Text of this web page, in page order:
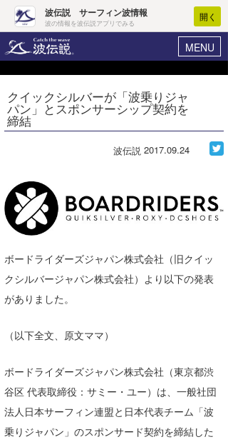
波伝説 サーフィン波情報
波の情報を波伝説アプリでみる
開く
MENU
ヘルプ マイホーム
ログイン
WAVE HUNTER 波予想ツール
気象情報
サーフィンエリアガイド
会員メニュー
今月のプレゼント
クイックシルバーが「波乗りジャ
パン」とスポンサーシップ契約を
締結
波伝説 2017.09.24
ボードライダーズジャパン株式会社（旧クイッ
クシルバージャパン株式会社）より以下の発表
がありました。
（以下全文、原文ママ）
ボードライダーズジャパン株式会社（東京都渋
谷区 代表取締役：サミー・ユー）は、一般社団
法人日本サーフィン連盟と日本代表チーム「波
乗りジャパン」のスポンサード契約を締結した
Core Surf Japan
コンテスト
ファッション/グッズ
アート＆エンタメ
コラム
ショップ情報
湘南
伊豆
千葉南
ウラナミ
お知らせ
ルール＆How to
VOTE!